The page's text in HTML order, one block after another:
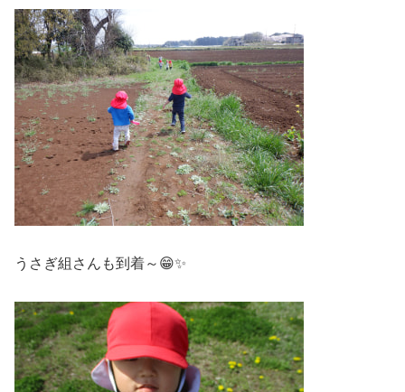
うさぎ組さんも到着～😁✨